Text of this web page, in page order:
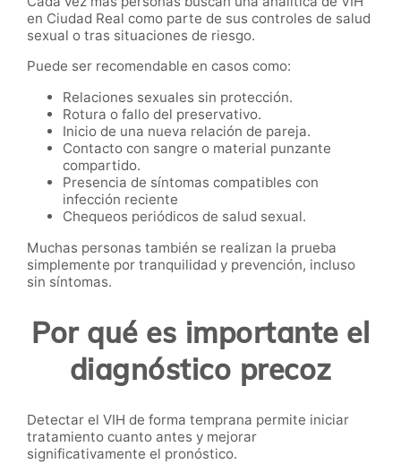
en Ciudad Real como parte de sus controles de salud
sexual o tras situaciones de riesgo.
Puede ser recomendable en casos como:
Relaciones sexuales sin protección.
Rotura o fallo del preservativo.
Inicio de una nueva relación de pareja.
Contacto con sangre o material punzante
compartido.
Presencia de síntomas compatibles con
infección reciente
Chequeos periódicos de salud sexual.
Muchas personas también se realizan la prueba
simplemente por tranquilidad y prevención, incluso
sin síntomas.
Por qué es importante el
diagnóstico precoz
Detectar el VIH de forma temprana permite iniciar
tratamiento cuanto antes y mejorar
significativamente el pronóstico.